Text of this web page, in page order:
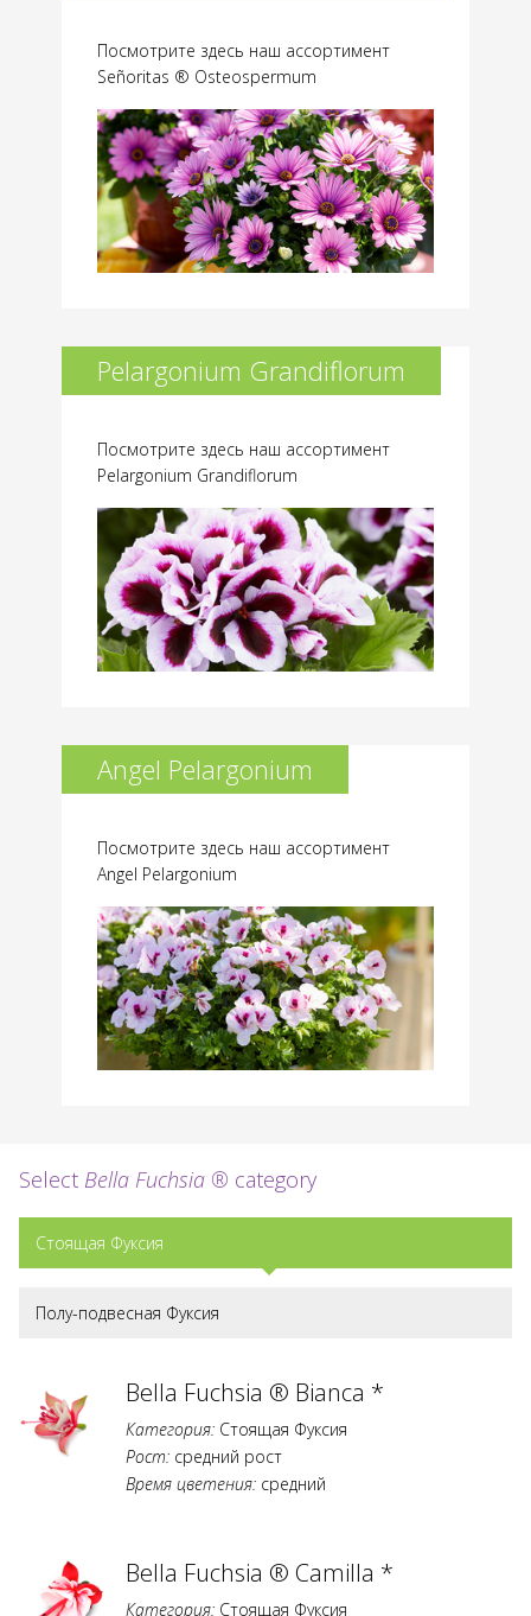
Посмотрите здесь наш ассортимент
Señoritas ® Osteospermum
Pelargonium Grandiflorum
Посмотрите здесь наш ассортимент
Pelargonium Grandiflorum
Angel Pelargonium
Посмотрите здесь наш ассортимент
Angel Pelargonium
Select Bella Fuchsia ® category
Стоящая Фуксия
Полу-подвесная Фуксия
Bella Fuchsia ® Bianca *
Категория: Стоящая Фуксия
Рост: средний рост
Время цветения: средний
Bella Fuchsia ® Camilla *
Категория: Стоящая Фуксия